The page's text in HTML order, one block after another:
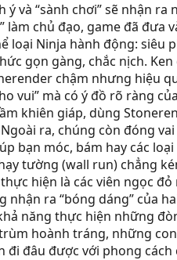
và “sành chơi” sẽ nhận
làm chủ đạo, game đã đưa
loại Ninja hành động:
gọn gàng, chắc nịch.
chậm nhưng hiệu
vui” mà có ý đồ rõ ràng
khiên giáp, dùng
ra, chúng còn đóng
bạn móc, bám hay các
tường (wall run) chẳng
thực hiện là các viên ngọc
nhận ra “bóng dáng” của
năng thực hiện những
hoành tráng, những
đi đâu được với phong cách